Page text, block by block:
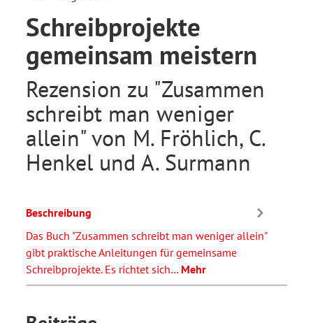
Schreibprojekte
gemeinsam meistern
Rezension zu "Zusammen
schreibt man weniger
allein" von M. Fröhlich, C.
Henkel und A. Surmann
Beschreibung
Das Buch "Zusammen schreibt man weniger allein"
gibt praktische Anleitungen für gemeinsame
Schreibprojekte. Es richtet sich… Mehr